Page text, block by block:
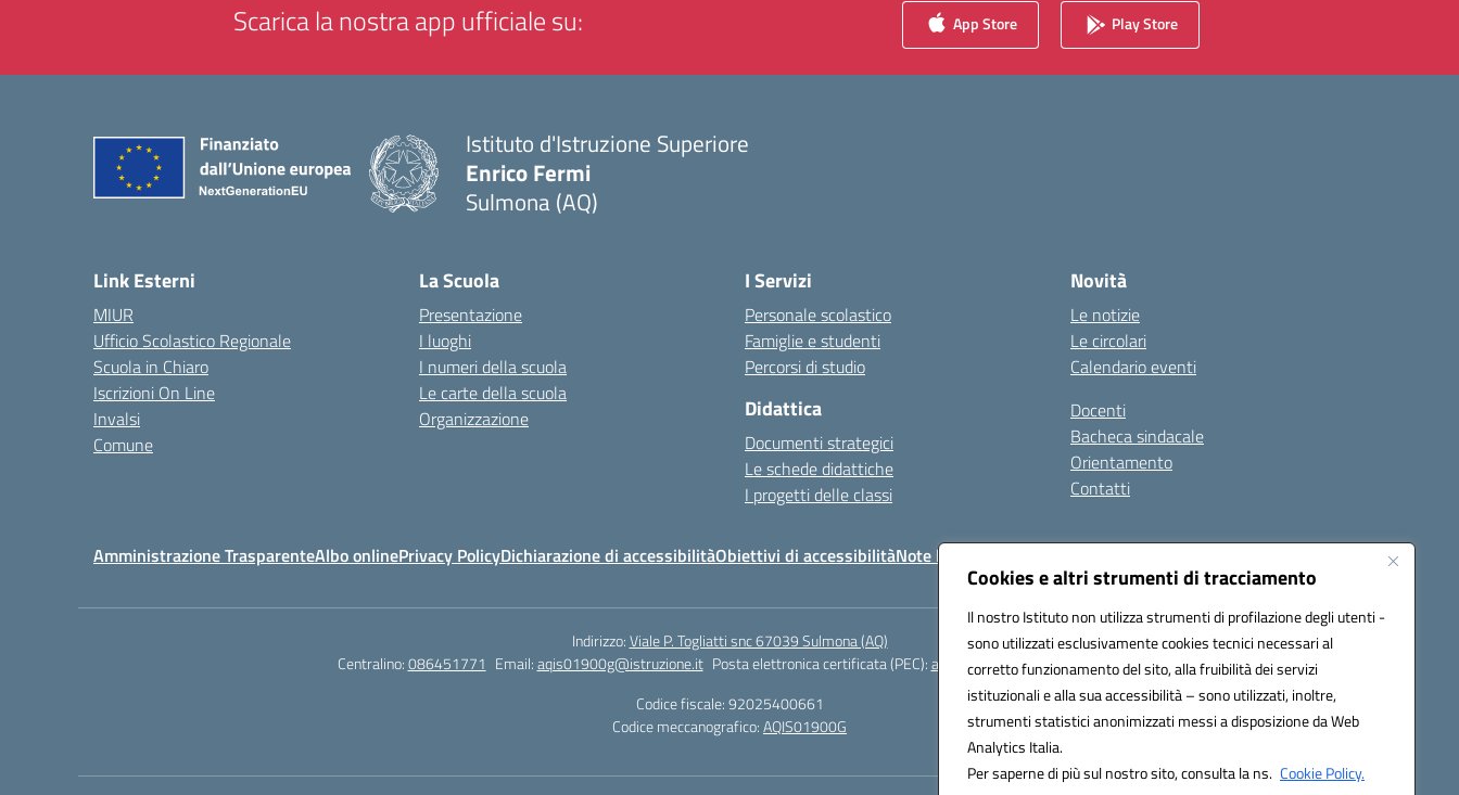
Cookies e altri strumenti di tracciamento
Il nostro Istituto non utilizza strumenti di profilazione degli utenti -
sono utilizzati esclusivamente cookies tecnici necessari al
corretto funzionamento del sito, alla fruibilità dei servizi
istituzionali e alla sua accessibilità – sono utilizzati, inoltre,
strumenti statistici anonimizzati messi a disposizione da Web
Analytics Italia.
Per saperne di più sul nostro sito, consulta la ns. Cookie Policy.
Scarica la nostra app ufficiale su: App Store Play Store
Istituto d'Istruzione Superiore
Enrico Fermi
Sulmona (AQ)
Link Esterni
MIUR
Ufficio Scolastico Regionale
Scuola in Chiaro
Iscrizioni On Line
Invalsi
Comune
La Scuola
Presentazione
I luoghi
I numeri della scuola
Le carte della scuola
Organizzazione
I Servizi
Personale scolastico
Famiglie e studenti
Percorsi di studio
Didattica
Documenti strategici
Le schede didattiche
I progetti delle classi
Novità
Le notizie
Le circolari
Calendario eventi
Docenti
Bacheca sindacale
Orientamento
Contatti
Amministrazione TrasparenteAlbo onlinePrivacy PolicyDichiarazione di accessibilitàObiettivi di accessibilitàNote legali
Indirizzo:Viale P. Togliatti snc 67039 Sulmona (AQ)
Centralino:086451771 Email:aqis01900g@istruzione.it Posta elettronica certificata (PEC):aqis01900g@pec.istruzione.it
Codice fiscale: 92025400661
Codice meccanografico:AQIS01900G